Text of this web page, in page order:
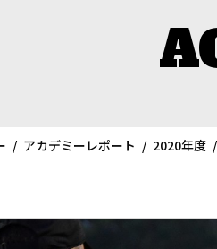
アカデミーレポート 2020年度